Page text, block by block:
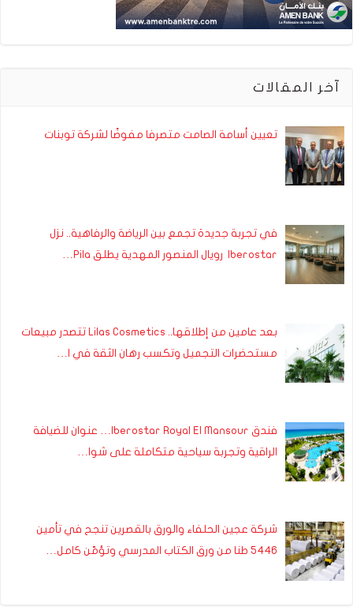
آخر المقالات
تعيين أسامة الصامت متصرفا مفوضًا لشركة توبنات
في تجربة جديدة تجمع بين الرياضة والرفاهية.. نزل
Iberostar رويال المنصور المهدية يطلق Pila…
بعد عامين من إطلاقها.. Lilas Cosmetics تتصدر مبيعات
مستحضرات التجميل وتكسب رهان الثقة في ا…
فندق Iberostar Royal El Mansour… عنوان للضيافة
الراقية وتجربة سياحية متكاملة على شوا…
شركة عجين الحلفاء والورق بالقصرين تنجح في تأمين
5446 طنا من ورق الكتاب المدرسي وتؤمّن كامل…